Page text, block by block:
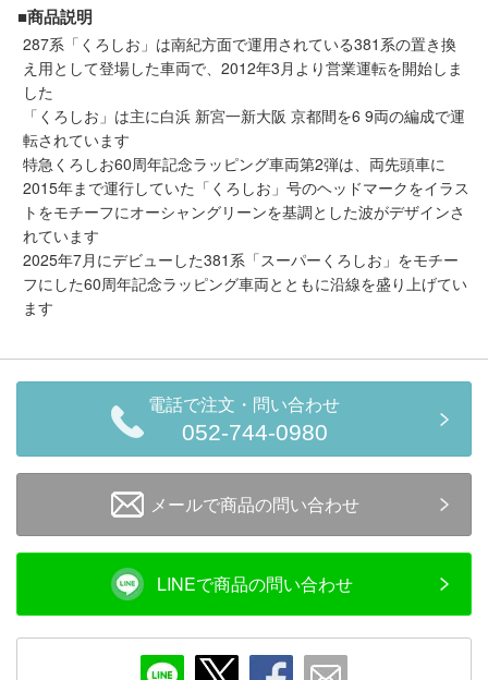
ヘルプページ
お問い合せ
ログイン/マイページ
お気に入りリスト
新規会員登録
会員ランクについて
会社概要
レビューについて
■商品説明
287系「くろしお」は南紀方面で運用されている381系の置き換
え用として登場した車両で、2012年3月より営業運転を開始しま
した
「くろしお」は主に白浜 新宮一新大阪 京都間を6 9両の編成で運
転されています
特急くろしお60周年記念ラッピング車両第2弾は、両先頭車に
2015年まで運行していた「くろしお」号のヘッドマークをイラス
トをモチーフにオーシャングリーンを基調とした波がデザインさ
れています
2025年7月にデビューした381系「スーパーくろしお」をモチー
フにした60周年記念ラッピング車両とともに沿線を盛り上げてい
ます
電話で注文・問い合わせ
052-744-0980
メールで商品の問い合わせ
LINEで商品の問い合わせ